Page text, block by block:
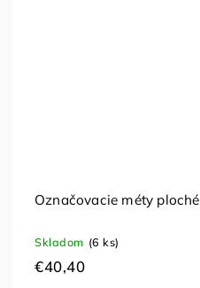
Označovacie méty ploché
Skladom (6 ks)
€40,40